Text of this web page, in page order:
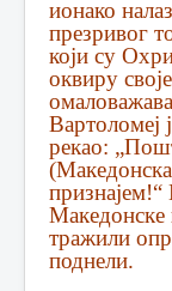
ионако
презривог
који су
оквиру
Вартоломеј
рекао:
признајем!“
Македонске
тражили
поднели.